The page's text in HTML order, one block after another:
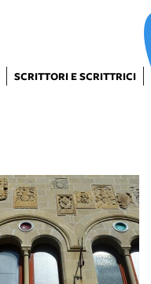
SCRITTORI E SCRITTRICI